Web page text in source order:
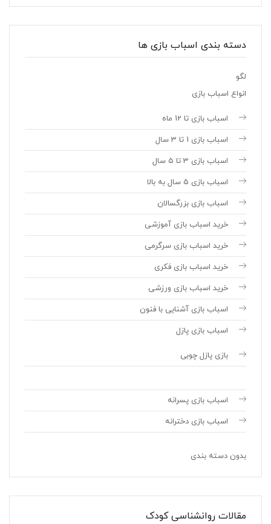
دسته بندی اسباب بازی ها
لگو
انواع اسباب بازی
اسباب بازی تا 12 ماه
اسباب بازی 1 تا 3 سال
اسباب بازی 3 تا 5 سال
اسباب بازی 5 سال به بالا
اسباب بازی بزرگسالان
خرید اسباب بازی آموزشی
خرید اسباب بازی سرگرمی
خرید اسباب بازی فکری
خرید اسباب بازی ورزشی
اسباب بازی آشنایی با فنون
اسباب بازی پازل
بازی پازل چوبی
اسباب بازی پسرانه
اسباب بازی دخترانه
بدون دسته بندی
مقالات روانشناسی کودک